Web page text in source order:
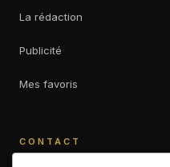
La rédaction
Publicité
Mes favoris
CONTACT